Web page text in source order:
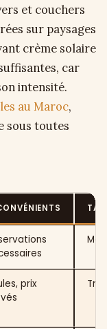
et couchers
sur paysages
crème solaire
car
intensité.
au Maroc,
sous toutes
prix